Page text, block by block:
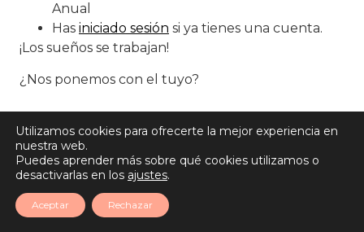
Anual
Has iniciado sesión si ya tienes una cuenta.
¡Los sueños se trabajan!
¿Nos ponemos con el tuyo?
Utilizamos cookies para ofrecerte la mejor experiencia en
nuestra web.
Puedes aprender más sobre qué cookies utilizamos o
desactivarlas en los ajustes.
Aceptar Rechazar